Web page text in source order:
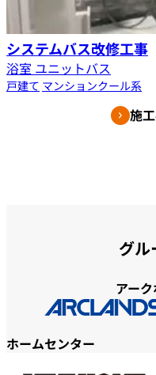
システムバス改修工事
浴室 ユニットバス
戸建て マンションクール系
施
グル
アーク
ホームセンター